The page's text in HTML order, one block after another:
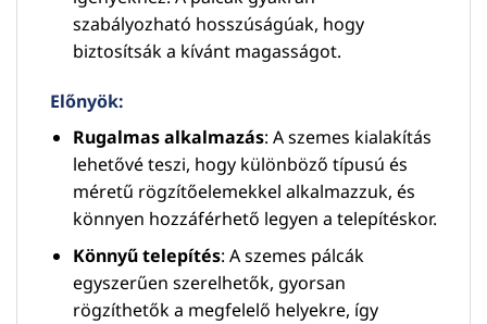
szabályozható hosszúságúak, hogy
biztosítsák a kívánt magasságot.
Előnyök:
Rugalmas alkalmazás: A szemes kialakítás
lehetővé teszi, hogy különböző típusú és
méretű rögzítőelemekkel alkalmazzuk, és
könnyen hozzáférhető legyen a telepítéskor.
Könnyű telepítés: A szemes pálcák
egyszerűen szerelhetők, gyorsan
rögzíthetők a megfelelő helyekre, így